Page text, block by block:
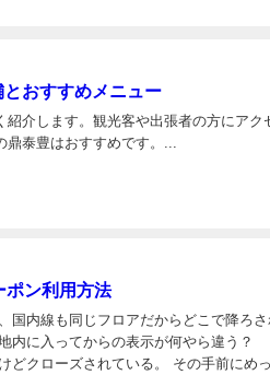
おすすめメニュー
紹介します。観光客や出張者の方にアク
泰豊はおすすめです。...
ポン利用方法
国内線も同じフロアだからどこで降ろさ
内に入ってからの表示が何やら違う？
クローズされている。 その手前にめっ